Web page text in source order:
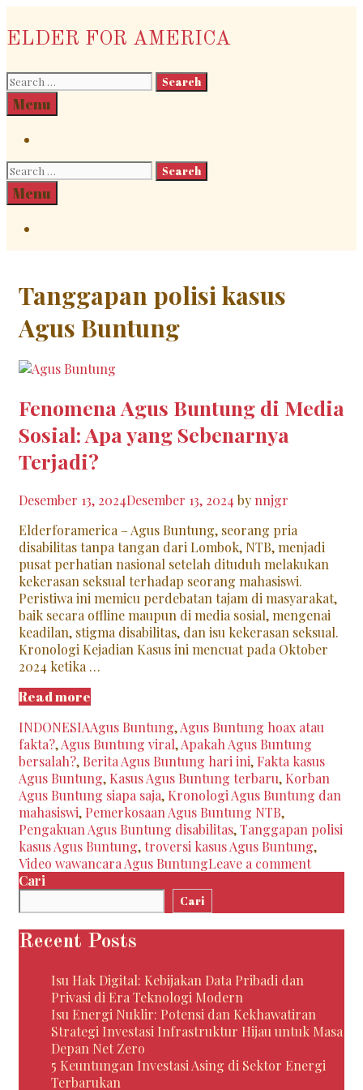
to
content
ELDER FOR AMERICA
Search
for:
Search
Menu
Search
for:
Search
Menu
Tanggapan polisi kasus
Agus Buntung
Fenomena Agus Buntung di Media
Sosial: Apa yang Sebenarnya
Terjadi?
Desember 13, 2024Desember 13, 2024 bynnjgr
Elderforamerica – Agus Buntung, seorang pria
disabilitas tanpa tangan dari Lombok, NTB, menjadi
pusat perhatian nasional setelah dituduh melakukan
kekerasan seksual terhadap seorang mahasiswi.
Peristiwa ini memicu perdebatan tajam di masyarakat,
baik secara offline maupun di media sosial, mengenai
keadilan, stigma disabilitas, dan isu kekerasan seksual.
Kronologi Kejadian Kasus ini mencuat pada Oktober
2024 ketika …
Read more
Buntung
di
Media
Sosial:
Apa
yang
Sebenarnya
Terjadi?
Categories
INDONESIATags
Agus Buntung,Agus Buntung hoax atau
fakta?,Agus Buntung viral,Apakah Agus Buntung
bersalah?, Berita Agus Buntung hari ini, Fakta kasus
Agus Buntung, Kasus Agus Buntung terbaru, Korban
Agus Buntung siapa saja, Kronologi Agus Buntung dan
mahasiswi, Pemerkosaan Agus Buntung NTB,
Pengakuan Agus Buntung disabilitas,Tanggapan polisi
kasus Agus Buntung,troversi kasus Agus Buntung,
Video wawancara Agus BuntungLeave a comment
Cari
Cari
Recent Posts
Isu Hak Digital: Kebijakan Data Pribadi dan
Privasi di Era Teknologi Modern
Isu Energi Nuklir: Potensi dan Kekhawatiran
Strategi Investasi Infrastruktur Hijau untuk Masa
Depan Net Zero
5 Keuntungan Investasi Asing di Sektor Energi
Terbarukan